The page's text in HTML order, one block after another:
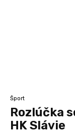
Šport
Rozlúčka
HK Slávie